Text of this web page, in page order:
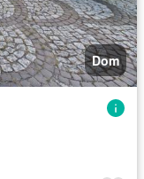
Dom